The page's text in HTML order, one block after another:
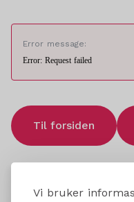
Vi bruker
Error message:
Error: Request failed
Til forsiden